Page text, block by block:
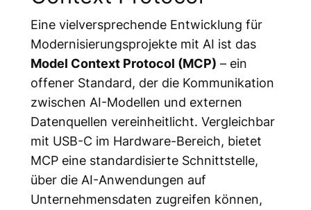
Eine vielversprechende Entwicklung für
Modernisierungsprojekte mit AI ist das
Model Context Protocol (MCP) – ein
offener Standard, der die Kommunikation
zwischen AI-Modellen und externen
Datenquellen vereinheitlicht. Vergleichbar
mit USB-C im Hardware-Bereich, bietet
MCP eine standardisierte Schnittstelle,
über die AI-Anwendungen auf
Unternehmensdaten zugreifen können,